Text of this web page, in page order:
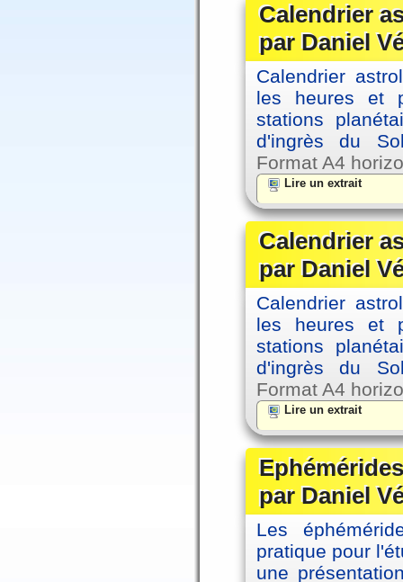
Calendrier
par Daniel
Calendrier
les heures et
stations
d'ingrès du
Format A4
Lire un extrait
Calendrier
par Daniel
Calendrier
les heures et
stations
d'ingrès du
Format A4
Lire un extrait
par Daniel
Les
pratique pour
une